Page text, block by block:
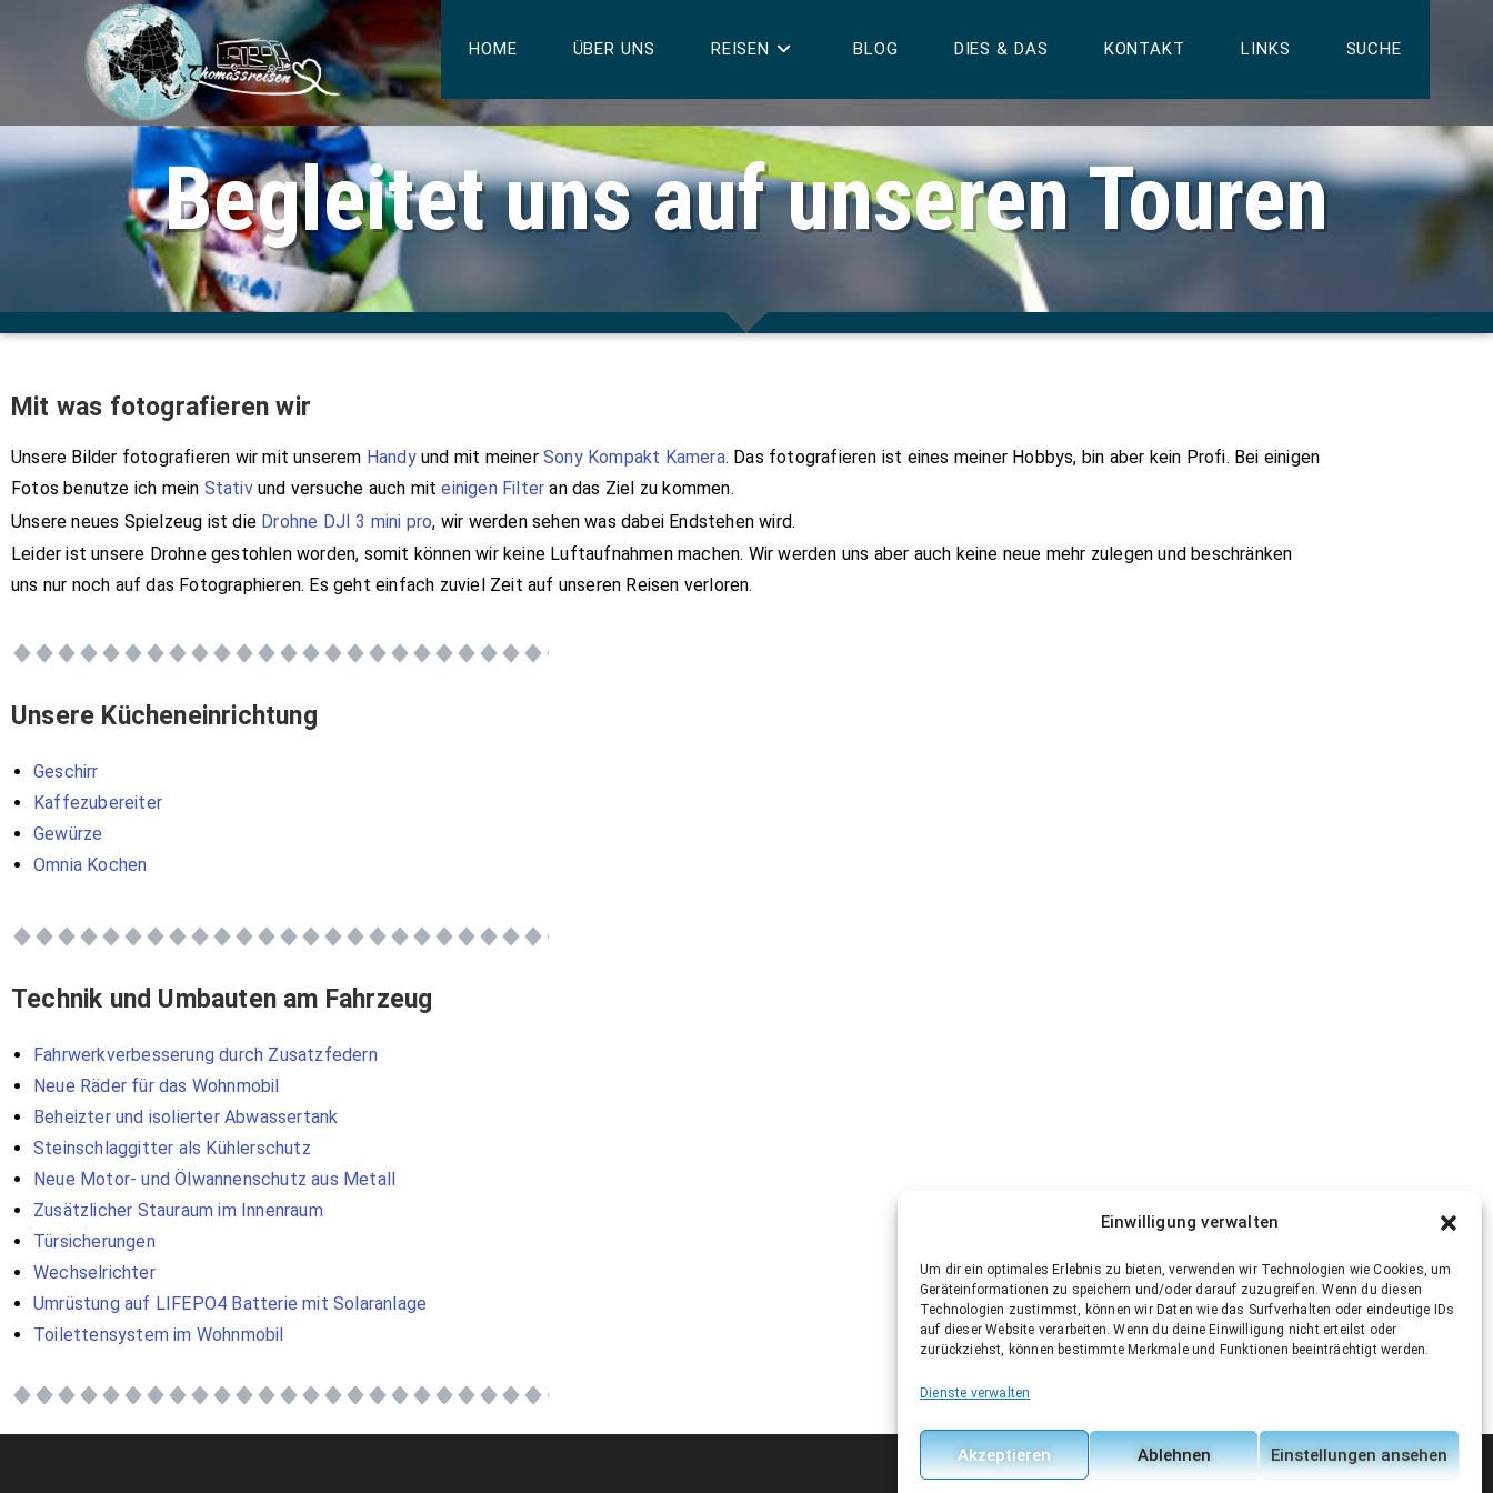
Einwilligung verwalten
Um dir ein optimales Erlebnis zu bieten, verwenden wir Technologien wie Cookies, um
Geräteinformationen zu speichern und/oder darauf zuzugreifen. Wenn du diesen
Technologien zustimmst, können wir Daten wie das Surfverhalten oder eindeutige IDs
auf dieser Website verarbeiten. Wenn du deine Einwilligung nicht erteilst oder
zurückziehst, können bestimmte Merkmale und Funktionen beeinträchtigt werden.
Dienste verwalten
Akzeptieren Ablehnen Einstellungen ansehen
HOME ÜBER UNS REISEN BLOG DIES & DAS KONTAKT LINKS SUCHE
Begleitet uns auf unseren Touren
Mit was fotografieren wir
Unsere Bilder fotografieren wir mit unserem Handyund mit meinerSony Kompakt Kamera. Das fotografieren ist eines meiner Hobbys, bin aber kein Profi. Bei einigen
Fotos benutze ich mein Stativund versuche auch miteinigen Filter an das Ziel zu kommen.
Unsere neues Spielzeug ist die Drohne DJI 3 mini pro, wir werden sehen was dabei Endstehen wird.
Leider ist unsere Drohne gestohlen worden, somit können wir keine Luftaufnahmen machen. Wir werden uns aber auch keine neue mehr zulegen und beschränken
uns nur noch auf das Fotographieren. Es geht einfach zuviel Zeit auf unseren Reisen verloren.
Unsere Kücheneinrichtung
Geschirr
Kaffezubereiter
Gewürze
Omnia Kochen
Technik und Umbauten am Fahrzeug
Fahrwerkverbesserung durch Zusatzfedern
Neue Räder für das Wohnmobil
Beheizter und isolierter Abwassertank
Steinschlaggitter als Kühlerschutz
Neue Motor- und Ölwannenschutz aus Metall
Zusätzlicher Stauraum im Innenraum
Türsicherungen
Wechselrichter
Umrüstung auf LIFEPO4 Batterie mit Solaranlage
Toilettensystem im Wohnmobil